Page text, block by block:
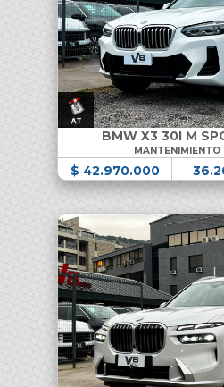
BMW X3 30I M
MANTENIMIENTO
$ 42.970.000